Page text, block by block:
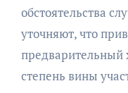
обстоятельства
уточняют, что
предварительный
степень вины